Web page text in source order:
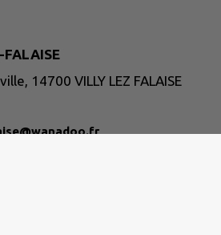
FALAISE
14700 VILLY LEZ FALAISE